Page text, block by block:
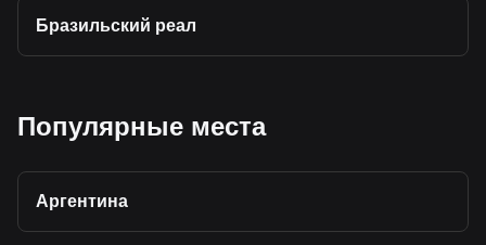
Бразильский реал
Популярные места
Аргентина